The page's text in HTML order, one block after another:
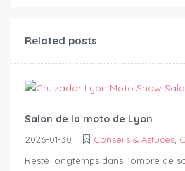
Related posts
Salon de la moto de Lyon
2026-01-30 Conseils & Astuces
Resté longtemps dans l’ombre de